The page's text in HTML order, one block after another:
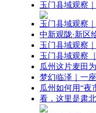
玉门县域观察
玉门县域观察
中新观陇·新区
玉门县域观察
玉门县域观察
瓜州这片麦田
梦幻临泽｜一
瓜州如何用“夜
看，这里是肃